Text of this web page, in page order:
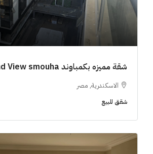
شقة مميزه بكمباوند 194m Grand View smouha
الاسكندرية, مصر
شقق للبيع